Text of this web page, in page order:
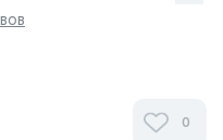
0